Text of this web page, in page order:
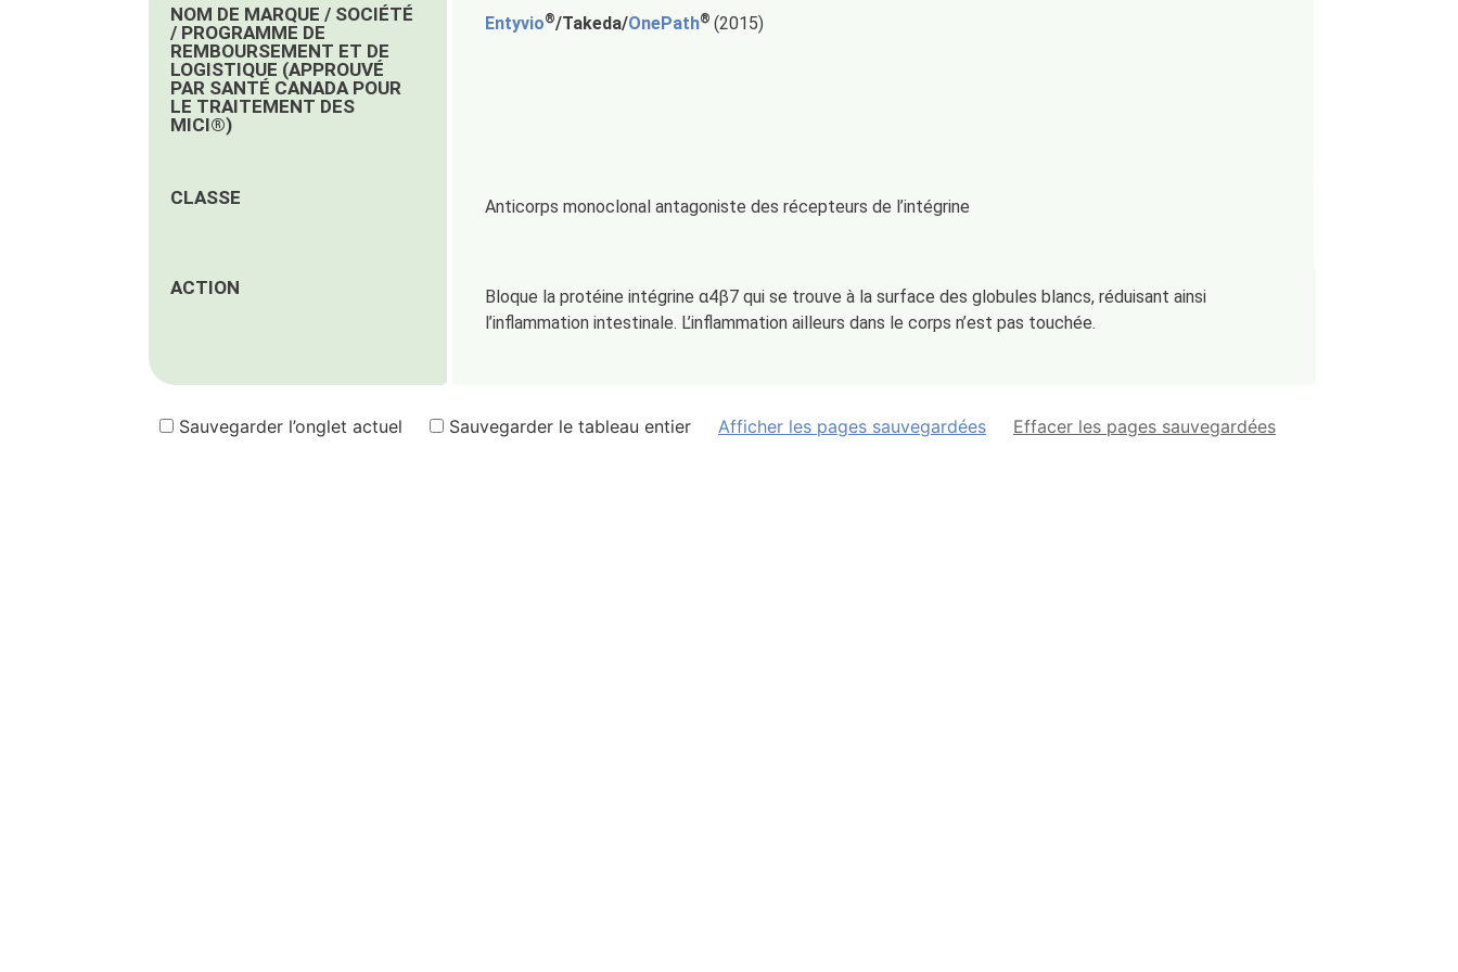
NOM DE MARQUE / SOCIÉTÉ
/ PROGRAMME DE
REMBOURSEMENT ET DE
LOGISTIQUE (APPROUVÉ
PAR SANTÉ CANADA POUR
LE TRAITEMENT DES
MICI®)
Entyvio®/Takeda/OnePath®(2015)
CLASSE Anticorps monoclonal antagoniste des récepteurs de l’intégrine
ACTION
Bloque la protéine intégrine α4β7 qui se trouve à la surface des globules blancs, réduisant ainsi
l’inflammation intestinale. L’inflammation ailleurs dans le corps n’est pas touchée.
Sauvegarder l’onglet actuel Sauvegarder le tableau entier Afficher les pages sauvegardées Effacer les pages sauvegardées